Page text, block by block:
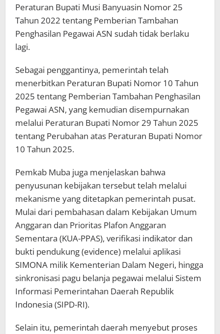
Peraturan Bupati Musi Banyuasin Nomor 25
Tahun 2022 tentang Pemberian Tambahan
Penghasilan Pegawai ASN sudah tidak berlaku
lagi.
Sebagai penggantinya, pemerintah telah
menerbitkan Peraturan Bupati Nomor 10 Tahun
2025 tentang Pemberian Tambahan Penghasilan
Pegawai ASN, yang kemudian disempurnakan
melalui Peraturan Bupati Nomor 29 Tahun 2025
tentang Perubahan atas Peraturan Bupati Nomor
10 Tahun 2025.
Pemkab Muba juga menjelaskan bahwa
penyusunan kebijakan tersebut telah melalui
mekanisme yang ditetapkan pemerintah pusat.
Mulai dari pembahasan dalam Kebijakan Umum
Anggaran dan Prioritas Plafon Anggaran
Sementara (KUA-PPAS), verifikasi indikator dan
bukti pendukung (evidence) melalui aplikasi
SIMONA milik Kementerian Dalam Negeri, hingga
sinkronisasi pagu belanja pegawai melalui Sistem
Informasi Pemerintahan Daerah Republik
Indonesia (SIPD-RI).
Selain itu, pemerintah daerah menyebut proses